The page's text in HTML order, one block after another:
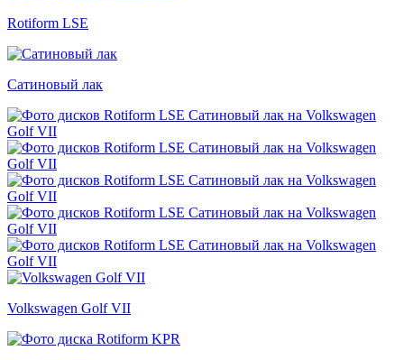
Rotiform LSE
Сатиновый лак
Volkswagen Golf VII